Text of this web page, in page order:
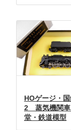
HOゲージ・
2 蒸気機関車
堂・鉄道模型